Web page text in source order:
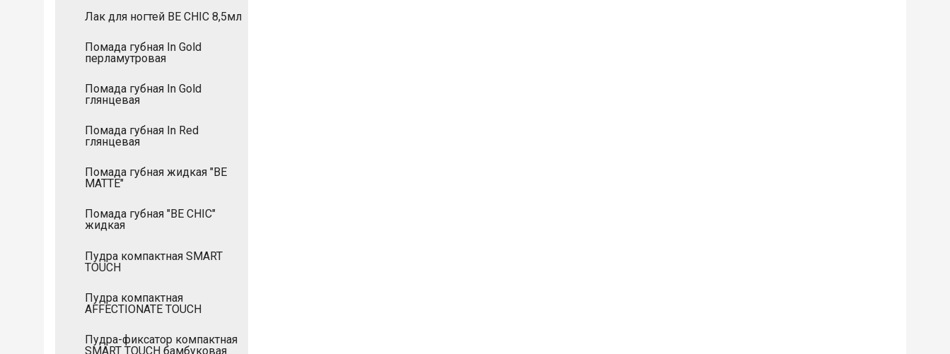
Лак для ногтей BE CHIC 8,5мл
Помада губная In Gold
перламутровая
Помада губная In Gold
глянцевая
Помада губная In Red
глянцевая
Помада губная жидкая "BE
MATTE"
Помада губная "BE CHIC"
жидкая
Пудра компактная SMART
TOUCH
Пудра компактная
AFFECTIONATE TOUCH
Пудра-фиксатор компактная
SMART TOUCH бамбуковая